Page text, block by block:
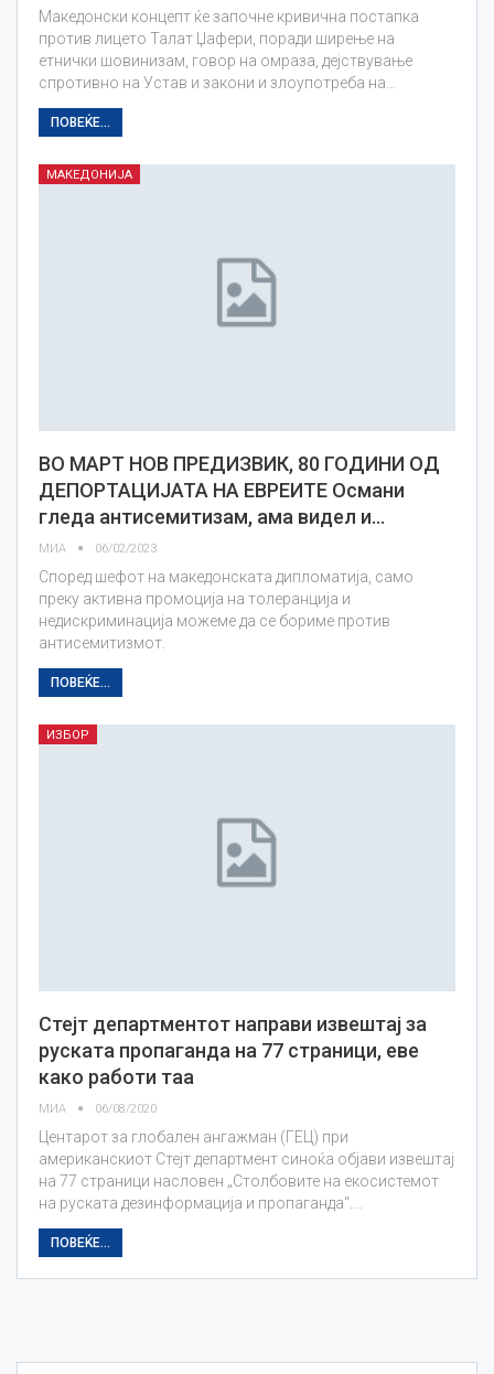
Македонски концепт ќе започне кривична постапка
против лицето Талат Џафери, поради ширење на
етнички шовинизам, говор на омраза, дејствување
спротивно на Устав и закони и злоупотреба на…
ПОВЕЌЕ...
МАКЕДОНИЈА
ВО МАРТ НОВ ПРЕДИЗВИК, 80 ГОДИНИ ОД
ДЕПОРТАЦИЈАТА НА ЕВРЕИТЕ Османи
гледа антисемитизам, ама видел и…
МИА 06/02/2023
Според шефот на македонската дипломатија, само
преку активна промоција на толеранција и
недискриминација можеме да се бориме против
антисемитизмот.
ПОВЕЌЕ...
ИЗБОР
Стејт департментот направи извештај за
руската пропаганда на 77 страници, еве
како работи таа
МИА 06/08/2020
Центарот за глобален ангажман (ГЕЦ) при
американскиот Стејт департмент синоќа објави извештај
на 77 страници насловен „Столбовите на екосистемот
на руската дезинформација и пропаганда“.…
ПОВЕЌЕ...